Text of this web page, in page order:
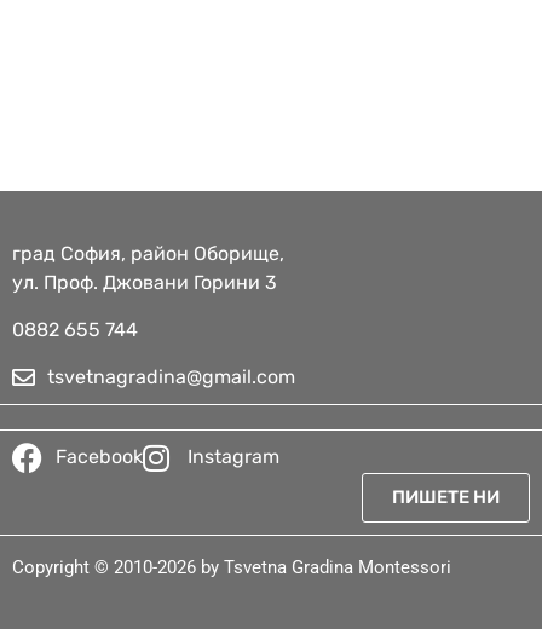
град София, район Оборище,
ул. Проф. Джовани Горини 3
0882 655 744​
tsvetnagradina@gmail.com
Facebook Instagram
ПИШЕТЕ НИ
Copyright © 2010-2026 by Tsvetna Gradina Montessori